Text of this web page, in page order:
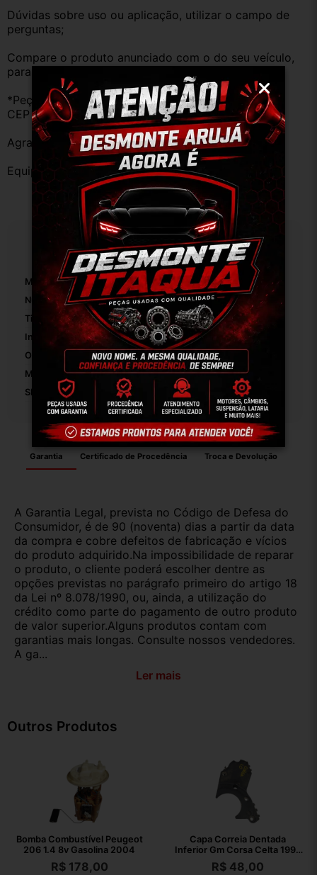
Dúvidas sobre uso ou aplicação, utilizar o campo de
perguntas;
Compare o produto anunciado com o do seu veículo,
para evitar trocas;
*Peças que não tem opção de envio, favor deixar o
CEP na área de perguntas para realizar cotação*
Agradecemos a preferência!
Equipe DESMONTE ARUJÁ.
Especificações
Marca: Fiat
Número De Peça: 01
Tipo De Veículo: Carro/Caminhonete
Inclui Acessórios Para A Montagem:
OEM:
Modelo:
SKU:
Garantia Certificado de Procedência Troca e Devolução
A Garantia Legal, prevista no Código de Defesa do
Consumidor, é de 90 (noventa) dias a partir da data
da compra e cobre defeitos de fabricação e vícios
do produto adquirido.Na impossibilidade de reparar
o produto, o cliente poderá escolher dentre as
opções previstas no parágrafo primeiro do artigo 18
da Lei nº 8.078/1990, ou, ainda, a utilização do
crédito como parte do pagamento de outro produto
de valor superior.Alguns produtos contam com
garantias mais longas. Consulte nossos vendedores.
A ga...
Ler mais
Outros Produtos
Bomba Combustível Peugeot
206 1.4 8v Gasolina 2004
R$178,00
Capa Correia Dentada
Inferior Gm Corsa Celta 1995
2009
R$ 48,00